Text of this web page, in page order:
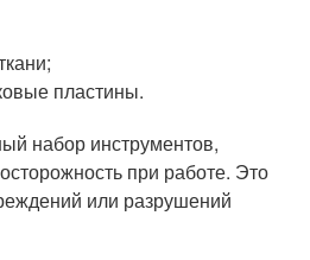
пластины.
набор инструментов,
при работе. Это
или разрушений